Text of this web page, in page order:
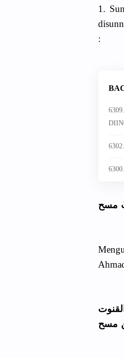
1.
:
مسح
المسترشدين ص : ٥٠ولا يسن مسح